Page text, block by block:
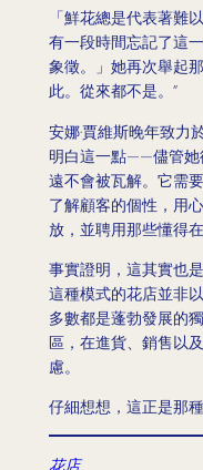
「鮮花總是代表著難
有一段時間忘記了這
象徵。」她再次舉起
此。從來都不是。”
安娜·賈維斯晚年致力
明白這一點——儘管她
遠不會被瓦解。它需
了解顧客的個性，用
放，並聘用那些懂得
事實證明，這其實也
這種模式的花店並非
多數都是蓬勃發展的
區，在進貨、銷售以
慮。
仔細想想，這正是那
花店